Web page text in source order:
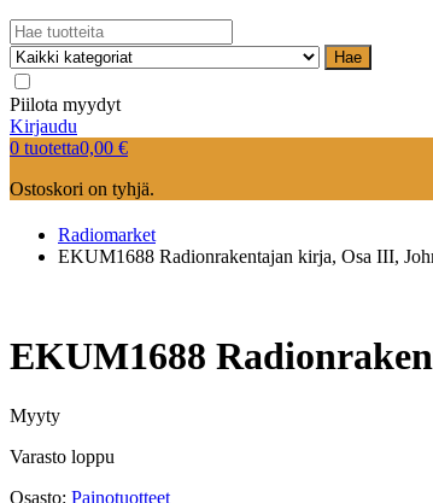
Hae
Piilota myydyt
Kirjaudu
0 tuotetta0,00 €
Ostoskori on tyhjä.
Radiomarket
EKUM1688 Radionrakentajan kirja, Osa III,
EKUM1688
Myyty
Varasto loppu
Osasto: Painotuotteet